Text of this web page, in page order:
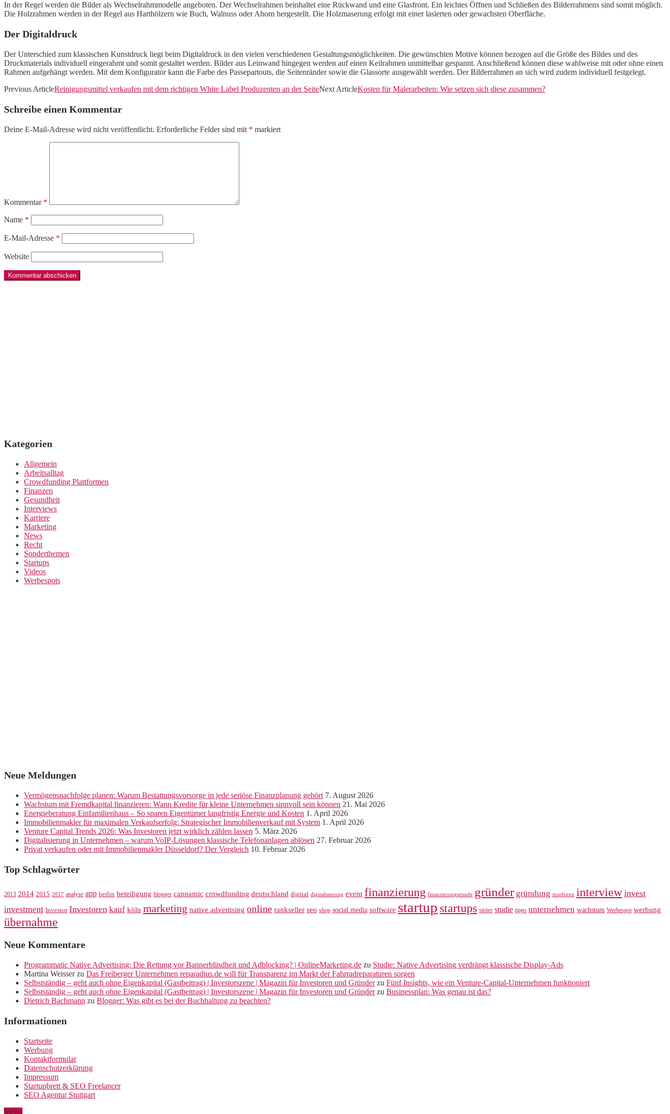
In der Regel werden die Bilder als Wechselrahmmodelle angeboten. Der Wechselrahmen beinhaltet eine Rückwand und eine Glasfront. Ein leichtes Öffnen und Schließen des Bilderrahmens sind somit möglich.
Die Holzrahmen werden in der Regel aus Harthölzern wie Buch, Walnuss oder Ahorn hergestellt. Die Holzmaserung erfolgt mit einer lasierten oder gewachsten Oberfläche.
Der Digitaldruck
Der Unterschied zum klassischen Kunstdruck liegt beim Digitaldruck in den vielen verschiedenen Gestaltungsmöglichkeiten. Die gewünschten Motive können bezogen auf die Größe des Bildes und des
Druckmaterials individuell eingerahmt und somit gestaltet werden. Bilder aus Leinwand hingegen werden auf einen Keilrahmen unmittelbar gespannt. Anschließend können diese wahlweise mit oder ohne einen
Rahmen aufgehängt werden. Mit dem Konfigurator kann die Farbe des Passepartouts, die Seitenränder sowie die Glassorte ausgewählt werden. Der Bilderrahmen an sich wird zudem individuell festgelegt.
Previous ArticleReinigungsmittel verkaufen mit dem richtigen White Label Produzenten an der SeiteNext ArticleKosten für Malerarbeiten: Wie setzen sich diese zusammen?
Schreibe einen Kommentar
Deine E-Mail-Adresse wird nicht veröffentlicht. Erforderliche Felder sind mit * markiert
Kommentar *
Name *
E-Mail-Adresse *
Website
Kategorien
Allgemein
Arbeitsalltag
Crowdfunding Plattformen
Finanzen
Gesundheit
Interviews
Karriere
Marketing
News
Recht
Sonderthemen
Startups
Videos
Werbespots
Neue Meldungen
Vermögensnachfolge planen: Warum Bestattungsvorsorge in jede seriöse Finanzplanung gehört 7. August 2026
Wachstum mit Fremdkapital finanzieren: Wann Kredite für kleine Unternehmen sinnvoll sein können 21. Mai 2026
Energieberatung Einfamilienhaus – So sparen Eigentümer langfristig Energie und Kosten 1. April 2026
Immobilienmakler für maximalen Verkaufserfolg: Strategischer Immobilienverkauf mit System 1. April 2026
Venture Capital Trends 2026: Was Investoren jetzt wirklich zählen lassen 5. März 2026
Digitalisierung in Unternehmen – warum VoIP-Lösungen klassische Telefonanlagen ablösen 27. Februar 2026
Privat verkaufen oder mit Immobilienmakler Düsseldorf? Der Vergleich 10. Februar 2026
Top Schlagwörter
2013 2014 2015 2017 analyse app berlin beteiligung blogger capnamic crowdfunding deutschland digital digitalisierung event finanzierung finanzierungsrunde gründer gründung insolvenz interview invest
investment Investor Investoren kauf köln marketing native advertising online rankseller seo shop social media software startup startups ströer studie tipps unternehmen wachstum Werbespot werbung
übernahme
Neue Kommentare
Programmatic Native Advertising: Die Rettung vor Bannerblindheit und Adblocking? | OnlineMarketing.de zu Studie: Native Advertising verdrängt klassische Display-Ads
Martina Weisserzu Das Freiberger Unternehmen reparadius.de will für Transparenz im Markt der Fahrradreparaturen sorgen
Selbstständig – geht auch ohne Eigenkapital (Gastbeitrag) | Investorszene | Magazin für Investoren und Gründerzu Fünf Insights, wie ein Venture-Capital-Unternehmen funktioniert
Selbstständig – geht auch ohne Eigenkapital (Gastbeitrag) | Investorszene | Magazin für Investoren und Gründerzu Businessplan: Was genau ist das?
Dietrich Bachmann zu Blogger: Was gibt es bei der Buchhaltung zu beachten?
Informationen
Startseite
Werbung
Kontaktformular
Datenschutzerklärung
Impressum
Startupbrett & SEO Freelancer
SEO Agentur Stuttgart
Menu